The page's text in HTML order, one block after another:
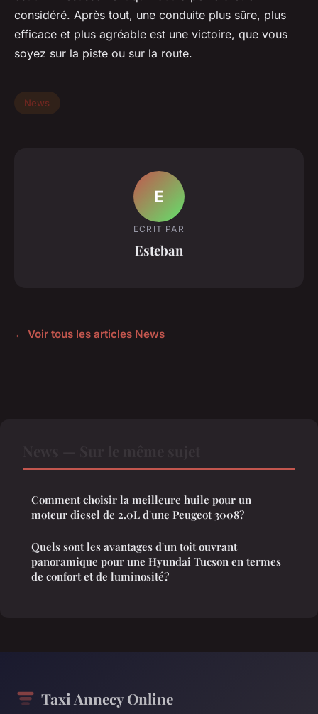
considéré. Après tout, une conduite plus sûre, plus
efficace et plus agréable est une victoire, que vous
soyez sur la piste ou sur la route.
News
E
ECRIT PAR
Esteban
← Voir tous les articles News
Comment choisir la meilleure huile pour un
moteur diesel de 2.0L d'une Peugeot 3008?
Quels sont les avantages d'un toit ouvrant
panoramique pour une Hyundai Tucson en termes
de confort et de luminosité?
Taxi Annecy Online